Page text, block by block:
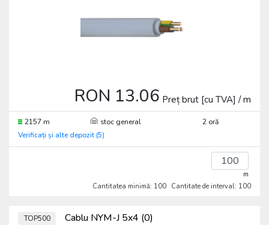
RON 13.06 Preț brut [cu TVA] / m
2157 m stoc general
2 oră
Verificați și alte depozit (5)
m
Cantitatea minimă: 100 Cantitate de interval: 100
TOP500 Cablu NYM-J 5x4 (0)